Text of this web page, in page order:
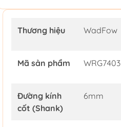
Thương hiệu WadFow
Mã sản phẩm WRG7403
Đường kính
cốt (Shank)
6mm